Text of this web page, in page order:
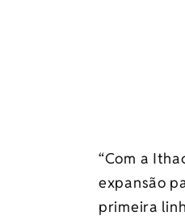
“Com a
expansão
primeira